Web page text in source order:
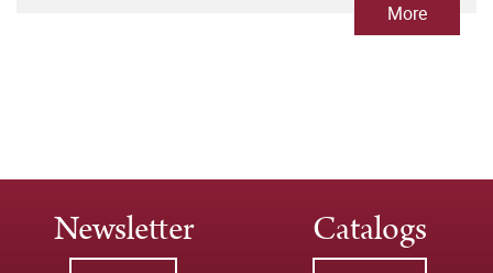
More
Newsletter Catalogs